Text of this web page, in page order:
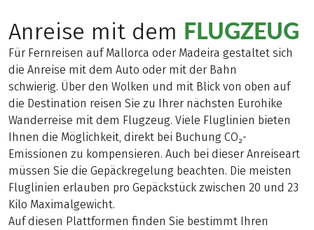
Anreise mit dem FLUGZEUG
Für Fernreisen auf Mallorca oder Madeira gestaltet sich
die Anreise mit dem Auto oder mit der Bahn
schwierig. Über den Wolken und mit Blick von oben auf
die Destination reisen Sie zu Ihrer nächsten Eurohike
Wanderreise mit dem Flugzeug. Viele Fluglinien bieten
Ihnen die Möglichkeit, direkt bei Buchung CO₂-
Emissionen zu kompensieren. Auch bei dieser Anreiseart
müssen Sie die Gepäckregelung beachten. Die meisten
Fluglinien erlauben pro Gepäckstück zwischen 20 und 23
Kilo Maximalgewicht.
Auf diesen Plattformen finden Sie bestimmt Ihren